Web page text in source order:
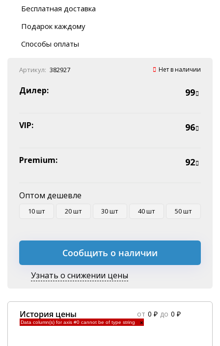
Бесплатная доставка
Автобусы (по ЮФО)
“BlaBlaCar” (по ЮФО)
Подарок каждому
Способы оплаты
Наличные
Эквайринг
Оплата на P/C
Артикул: 382927 Нет в наличии
Дилер: 99
VIP: 96
Premium: 92
Оптом дешевле
10 шт 20 шт 30 шт 40 шт 50 шт
Сообщить о наличии
Узнать о снижении цены
История цены от 0 ₽ до 0 ₽
Data column(s) for axis #0 cannot be of type string ×